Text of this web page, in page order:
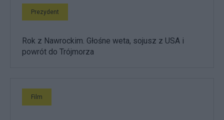
Prezydent
Rok z Nawrockim. Głośne weta, sojusz z USA i
powrót do Trójmorza
Film